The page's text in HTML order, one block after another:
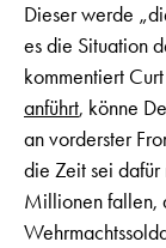
Dieser werde
es die Situation
kommentiert
anführt, könne
an vorderster
die Zeit sei dafür
Millionen fallen,